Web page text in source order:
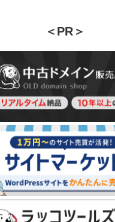
＜PR＞